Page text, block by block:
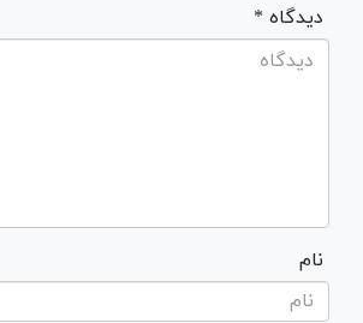
* دیدگاه
نام